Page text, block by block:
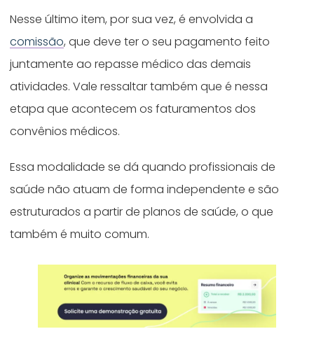
Nesse último item, por sua vez, é envolvida a
comissão, que deve ter o seu pagamento feito
juntamente ao repasse médico das demais
atividades. Vale ressaltar também que é nessa
etapa que acontecem os faturamentos dos
convênios médicos.
Essa modalidade se dá quando profissionais de
saúde não atuam de forma independente e são
estruturados a partir de planos de saúde, o que
também é muito comum.